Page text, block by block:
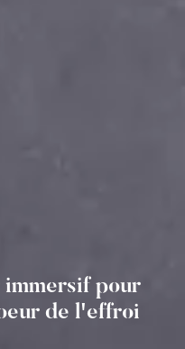
pour
de l'effroi